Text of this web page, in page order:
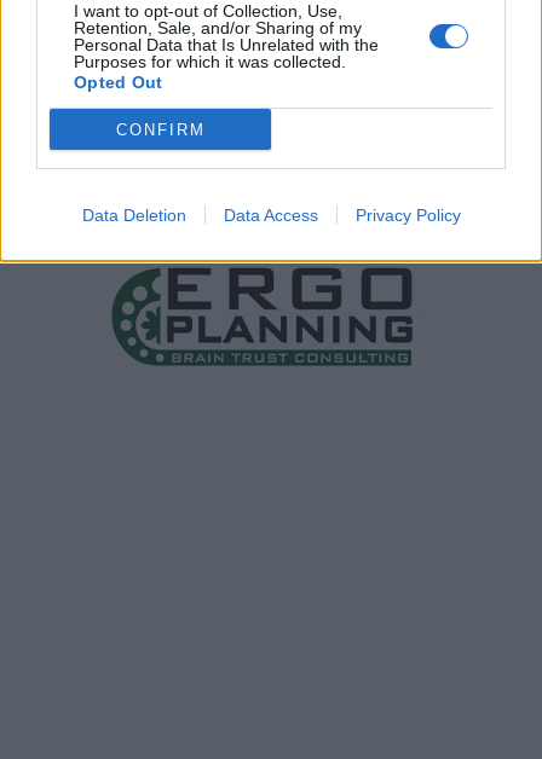
I want to opt-out of Collection, Use,
Retention, Sale, and/or Sharing of my
Personal Data that Is Unrelated with the
Purposes for which it was collected.
Opted Out
CONFIRM
Data Deletion Data Access Privacy Policy